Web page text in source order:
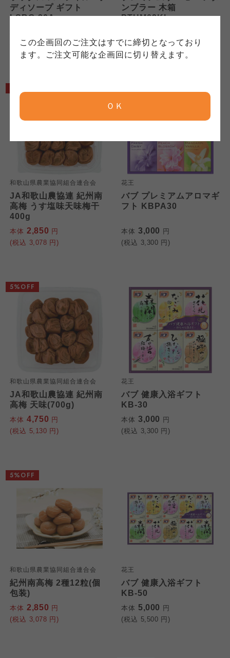
この企画回のご注文はすでに締切となっており
ます。ご注文可能な企画回に切り替えます。
ＯＫ
ディソープ ギフト
LSBG-30A
(税込3,300円)
ンブラー 木箱
PTHM02KI
(税込3,658円)
和歌山県農業協同組合連合会
JA和歌山農協連 紀州南
高梅 うす塩味天味梅干
400g
本体 2,850 円
(税込 3,078 円)
花王
バブ プレミアムアロマギ
フト KBPA30
本体 3,000 円
(税込 3,300 円)
和歌山県農業協同組合連合会
JA和歌山農協連 紀州南
高梅 天味(700g)
本体 4,750 円
(税込 5,130 円)
5%OFF
花王
バブ 健康入浴ギフト
KB-30
本体 3,000 円
(税込 3,300 円)
和歌山県農業協同組合連合会
紀州南高梅 2種12粒(個
包装)
本体 2,850 円
(税込 3,078 円)
5%OFF
花王
バブ 健康入浴ギフト
KB-50
本体 5,000 円
(税込 5,500 円)
コープしが
ならコープ
おおさかパルコープ
よどがわ市民生協
クしてご確認ください。
コープしが
ならコープ
おおさかパルコープ
よどがわ市民生協
大阪いずみ市民生協
コープしが
ならコープ
おおさかパルコープ
よどがわ市民生協